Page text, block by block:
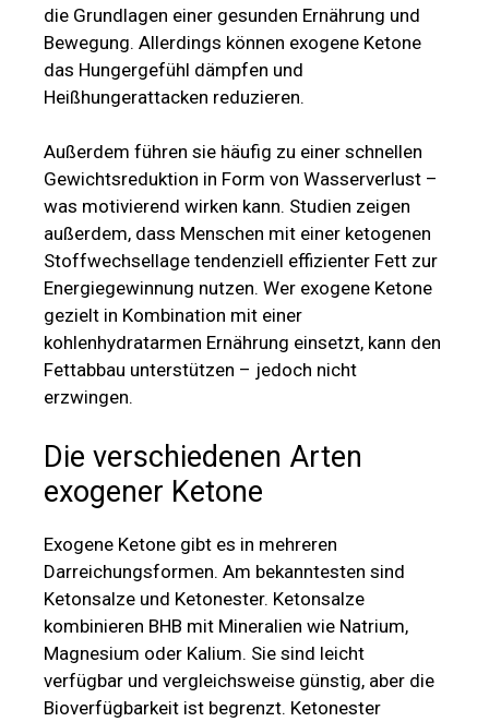
die Grundlagen einer gesunden Ernährung und
Bewegung. Allerdings können exogene Ketone
das Hungergefühl dämpfen und
Heißhungerattacken reduzieren.
Außerdem führen sie häufig zu einer schnellen
Gewichtsreduktion in Form von Wasserverlust –
was motivierend wirken kann. Studien zeigen
außerdem, dass Menschen mit einer ketogenen
Stoffwechsellage tendenziell effizienter Fett zur
Energiegewinnung nutzen. Wer exogene Ketone
gezielt in Kombination mit einer
kohlenhydratarmen Ernährung einsetzt, kann den
Fettabbau unterstützen – jedoch nicht
erzwingen.
Die verschiedenen Arten
exogener Ketone
Exogene Ketone gibt es in mehreren
Darreichungsformen. Am bekanntesten sind
Ketonsalze und Ketonester. Ketonsalze
kombinieren BHB mit Mineralien wie Natrium,
Magnesium oder Kalium. Sie sind leicht
verfügbar und vergleichsweise günstig, aber die
Bioverfügbarkeit ist begrenzt. Ketonester